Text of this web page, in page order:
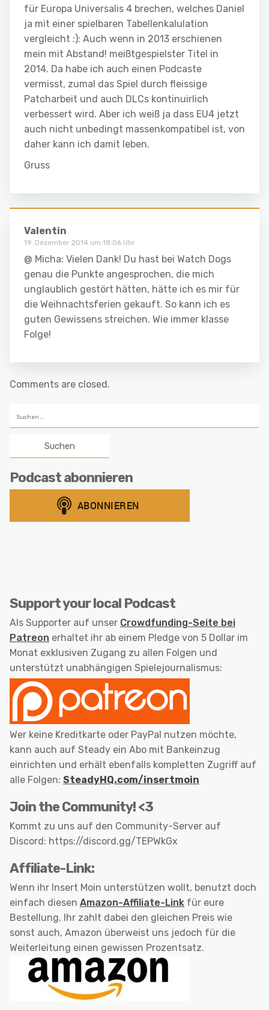
für Europa Universalis 4 brechen, welches Daniel
ja mit einer spielbaren Tabellenkalulation
vergleicht :): Auch wenn in 2013 erschienen
mein mit Abstand! meißtgespielster Titel in
2014. Da habe ich auch einen Podcaste
vermisst, zumal das Spiel durch fleissige
Patcharbeit und auch DLCs kontinuirlich
verbessert wird. Aber ich weiß ja dass EU4 jetzt
auch nicht unbedingt massenkompatibel ist, von
daher kann ich damit leben.
Gruss
Valentin
19. Dezember 2014 um 18:06 Uhr
@ Micha: Vielen Dank! Du hast bei Watch Dogs
genau die Punkte angesprochen, die mich
unglaublich gestört hätten, hätte ich es mir für
die Weihnachtsferien gekauft. So kann ich es
guten Gewissens streichen. Wie immer klasse
Folge!
Comments are closed.
nach:
Podcast abonnieren
Support your local Podcast
Als Supporter auf unser Crowdfunding-Seite bei
Patreon erhaltet ihr ab einem Pledge von 5 Dollar im
Monat exklusiven Zugang zu allen Folgen und
unterstützt unabhängigen Spielejournalismus:
Wer keine Kreditkarte oder PayPal nutzen möchte,
kann auch auf Steady ein Abo mit Bankeinzug
einrichten und erhält ebenfalls kompletten Zugriff auf
alle Folgen: SteadyHQ.com/insertmoin
Join the Community! <3
Kommt zu uns auf den Community-Server auf
Discord: https://discord.gg/TEPWkGx
Affiliate-Link:
Wenn ihr Insert Moin unterstützen wollt, benutzt doch
einfach diesen Amazon-Affiliate-Link für eure
Bestellung. Ihr zahlt dabei den gleichen Preis wie
sonst auch, Amazon überweist uns jedoch für die
Weiterleitung einen gewissen Prozentsatz.